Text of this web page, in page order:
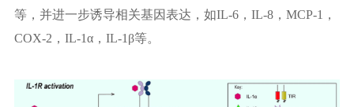
等，并进一步诱导相关基因表达，如IL-6，IL-8，MCP-1，
COX-2，IL-1α，IL-1β等。